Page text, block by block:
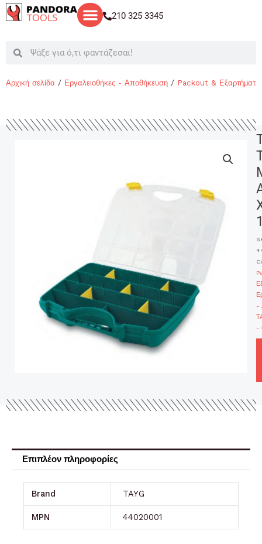
Μετάβαση
στο
210 325 3345
SearchSearch
Αρχική σελίδα / Εργαλειοθήκες - Αποθήκευση / Packout & Εξαρτήματα
-
-
Επιπλέον πληροφορίες
Brand TAYG
MPN 44020001